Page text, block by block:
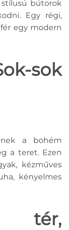
bútorok
Egy régi,
egy modern
sok
a bohém
a teret. Ezen
kézműves
kényelmes
tér,